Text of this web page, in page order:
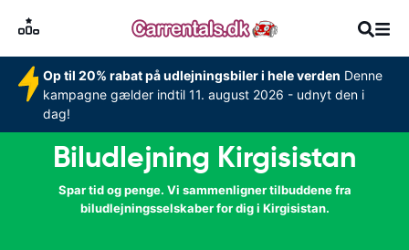
Op til 20% rabat på udlejningsbiler i hele verden Denne
kampagne gælder indtil 11. august 2026 - udnyt den i
dag!
Biludlejning Kirgisistan
Spar tid og penge. Vi sammenligner tilbuddene fra
biludlejningsselskaber for dig i Kirgisistan.